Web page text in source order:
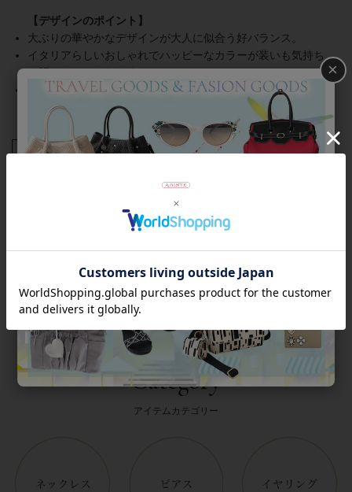
大ぶりの華やかなデザインが大人に似合う好バランス。
イタリアらしいおしゃれでハッピーなカラーが装いも気持ち
も明るくしてくれます。
オシャレしてお出かけしたい時にはもちろん、デニムにTシャ
ツのようなカジュアルコーディネートにもおすすめ。
商品番号 1260230
返品について
Category
アイテムカテゴリー
×